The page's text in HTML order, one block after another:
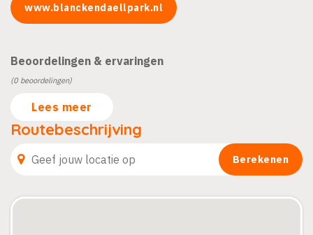
www.blanckendaellpark.nl
Beoordelingen & ervaringen
(0 beoordelingen)
Lees meer
Routebeschrijving